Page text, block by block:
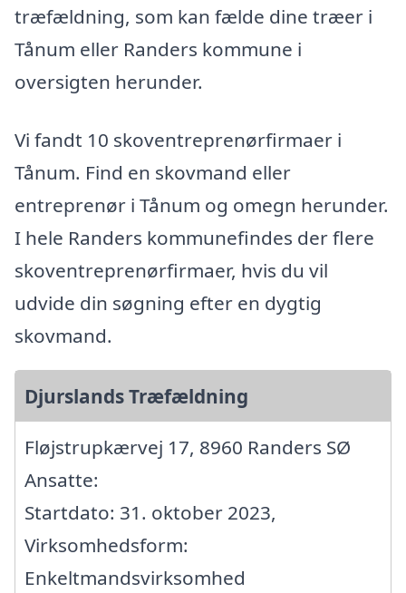
træfældning, som kan fælde dine træer i
Tånum eller Randers kommune i
oversigten herunder.
Vi fandt 10 skoventreprenørfirmaer i
Tånum. Find en skovmand eller
entreprenør i Tånum og omegn herunder.
I hele Randers kommunefindes der flere
skoventreprenørfirmaer, hvis du vil
udvide din søgning efter en dygtig
skovmand.
Djurslands Træfældning
Fløjstrupkærvej 17, 8960 Randers SØ
Ansatte:
Startdato: 31. oktober 2023,
Virksomhedsform:
Enkeltmandsvirksomhed